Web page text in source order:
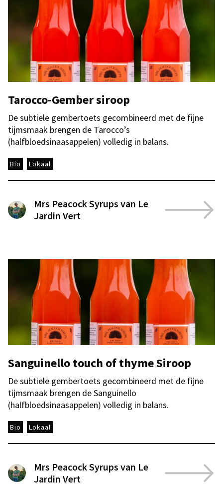
Tarocco-Gember siroop
De subtiele gembertoets gecombineerd met de fijne
tijmsmaak brengen de Tarocco’s
(halfbloedsinaasappelen) volledig in balans.
Bio Lokaal
Mrs Peacock Syrups van Le
Jardin Vert
Sanguinello touch of thyme Siroop
De subtiele gembertoets gecombineerd met de fijne
tijmsmaak brengen de Sanguinello
(halfbloedsinaasappelen) volledig in balans.
Bio Lokaal
Mrs Peacock Syrups van Le
Jardin Vert